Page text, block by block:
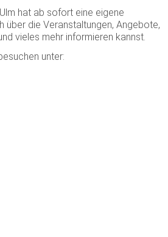
hat ab sofort eine eigene
über die Veranstaltungen, Angebote,
vieles mehr informieren kannst.
unter: